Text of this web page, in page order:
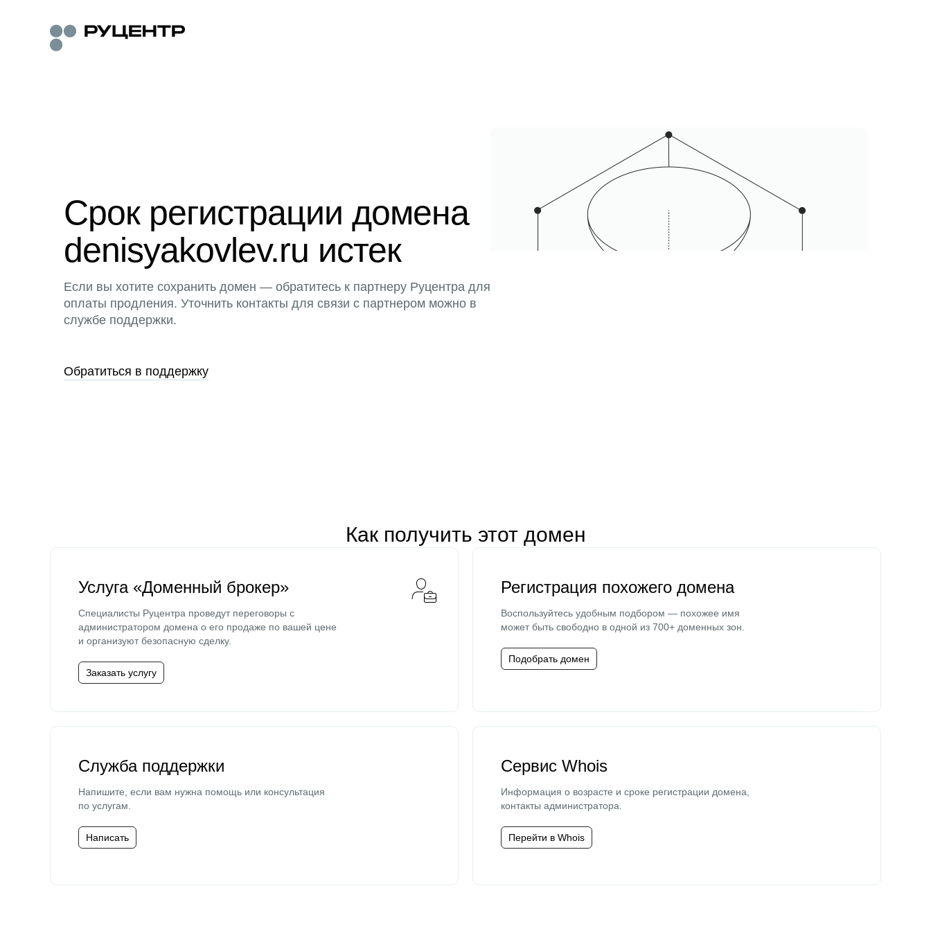
Срок регистрации домена
denisyakovlev.ru истек
Если вы хотите сохранить домен — обратитесь к партнеру Руцентра для
оплаты продления. Уточнить контакты для связи с партнером можно в
службе поддержки.
Обратиться в поддержку
Как получить этот домен
Услуга «Доменный брокер»
Специалисты Руцентра проведут переговоры с
администратором домена о его продаже по вашей цене
и организуют безопасную сделку.
Заказать услугу
Регистрация похожего домена
Воспользуйтесь удобным подбором — похожее имя
может быть свободно в одной из 700+ доменных зон.
Подобрать домен
Служба поддержки
Напишите, если вам нужна помощь или консультация
по услугам.
Написать
Сервис Whois
Информация о возрасте и сроке регистрации домена,
контакты администратора.
Перейти в Whois